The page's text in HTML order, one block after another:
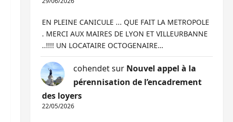
EN PLEINE CANICULE ... QUE FAIT LA METROPOLE
. MERCI AUX MAIRES DE LYON ET VILLEURBANNE
..!!!! UN LOCATAIRE OCTOGENAIRE…
cohendetsur Nouvel appel à la
pérennisation de l’encadrement
des loyers
22/05/2026